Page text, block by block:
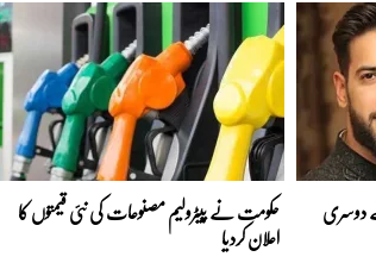
دوسری حکومت نے پیٹرولیم مصنوعات کی نئی قیمتوں کا
اعلان کردیا